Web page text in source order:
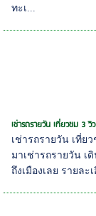
ทะเ...
เช่ารถรายวัน เที่ยวชม 3 วิ
เช่ารถรายวัน เที่ย
มาเช่ารถรายวัน เ
ถึงเมืองเลย รายละ